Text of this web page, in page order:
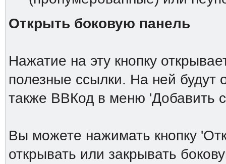
Открыть боковую панель
Нажатие на эту кнопку
полезные ссылки. На ней
также ВВКод в меню 'Добавить
Вы можете нажимать кнопку
открывать или закрывать